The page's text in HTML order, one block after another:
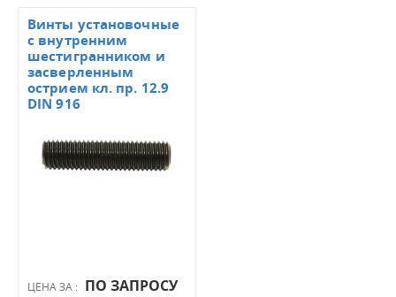
ЦЕНА ЗА : ПО ЗАПРОСУ
Винты установочные
с внутренним
шестигранником и
засверленным
острием кл. пр. 12.9
DIN 916